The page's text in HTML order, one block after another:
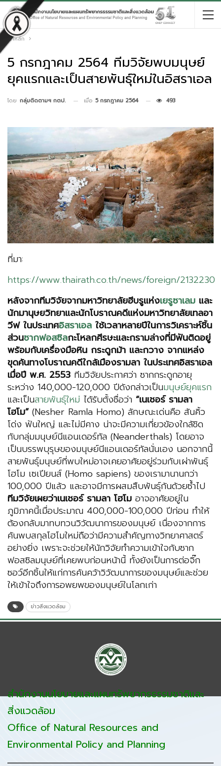
หน้าหลัก
5 กรกฎาคม 2564 ทีมวิจัยพบมนุษย์
ยุคแรกและเป็นสายพันธุ์ใหม่ในอิสราเอล
โดย กลุ่มติดตามฯ กตป. เมื่อ 5 กรกฎาคม 2564 493
ที่มา:
https://www.thairath.co.th/news/foreign/2132230
หลังจากทีมวิจัยจากมหาวิทยาลัยฮีบรูแห่งเยรูซาเลม และ
นักมานุษยวิทยาและนักโบราณคดีแห่งมหาวิทยาลัยเทลอา
วีฟ ในประเทศอิสราเอล ใช้เวลาหลายปีในการวิเคราะห์ชิ้น
ส่วนซากฟอสซิลกะโหลกศีรษะและกรามล่างที่มีฟันติดอยู่
พร้อมกับเครื่องมือหิน กระดูกม้า และกวาง จากแหล่ง
ขุดค้นทางโบราณคดีใกล้เมืองรามลา ในประเทศอิสราเอล
เมื่อปี พ.ศ. 2553 ทีมวิจัยประกาศว่า ซากกระดูกอายุ
ระหว่าง 140,000-120,000 ปีดังกล่าวเป็นมนุษย์ยุคแรก
และเป็นสายพันธุ์ใหม่ ได้รับตั้งชื่อว่า “เนเชอร์ รามลา
โฮโม”(Nesher Ramla Homo) ลักษณะเด่นคือ สันคิ้ว
โด่ง ฟันใหญ่ และไม่มีคาง น่าจะมีความเกี่ยวข้องใกล้ชิด
กับกลุ่มมนุษย์นีแอนเดอร์ทัล (Neanderthals) โดยอาจ
เป็นบรรพบุรุษของมนุษย์นีแอนเดอร์ทัลนั่นเอง นอกจากนี้
สายพันธุ์มนุษย์ที่พบใหม่อาจเคยอาศัยอยู่ร่วมกับเผ่าพันธุ์
โฮโม เซเปียนส์ (Homo sapiens) ของเรามานานกว่า
100,000 ปีแล้ว และอาจมีการผสมสืบพันธุ์กันด้วยซ้ำไป
ทีมวิจัยเผยว่าเนเชอร์ รามลา โฮโม อาจอาศัยอยู่ใน
ภูมิภาคนี้เมื่อประมาณ 400,000-100,000 ปีก่อน ทำให้
ต้องกลับมาทบทวนวิวัฒนาการของมนุษย์ เนื่องจากการ
ค้นพบสกุลโฮโมใหม่ถือว่ามีความสำคัญทางวิทยาศาสตร์
อย่างยิ่ง เพราะจะช่วยให้นักวิจัยทำความเข้าใจกับซาก
ฟอสซิลมนุษย์ที่เคยพบก่อนหน้านี้ ทั้งยังเป็นการต่อจิ๊ก
ซอว์อีกชิ้นให้แก่การค้นคว้าวิวัฒนาการของมนุษย์และช่วย
ให้เข้าใจถึงการอพยพของมนุษย์ในโลกเก่า
ข่าวสิ่งแวดล้อม
สำนักงานนโยบายและแผนทรัพยากรธรรมชาติและ
สิ่งแวดล้อม
Office of Natural Resources and
Environmental Policy and Planning